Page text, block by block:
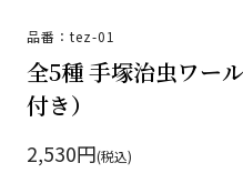
品番：tez-01
全5種 手塚治虫ワー
付き）
2,530円(税込)